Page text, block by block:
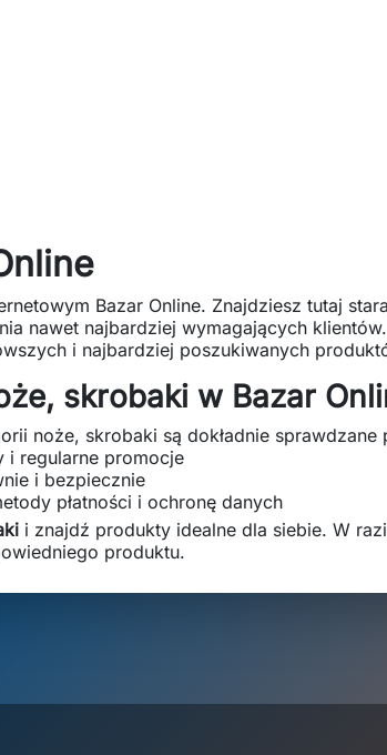
Bazar Online. Znajdziesz tutaj
nawet najbardziej wymagających
i najbardziej poszukiwanych
skrobaki w Bazar
noże, skrobaki są dokładnie sprawdzane
i regularne promocje
i bezpiecznie
płatności i ochronę danych
i znajdź produkty idealne dla siebie. W
produktu.